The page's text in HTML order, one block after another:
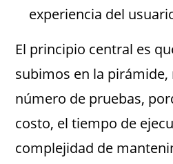
experiencia del
El principio central es
subimos en la
número de pruebas,
costo, el tiempo de
complejidad de